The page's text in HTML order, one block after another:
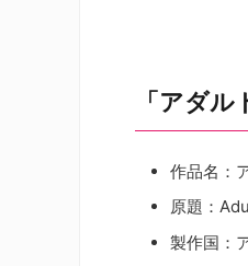
「アダ
作品名：
原題：
製作国：